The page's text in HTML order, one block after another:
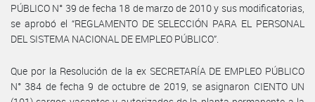
PÚBLICO N° 39 de fecha 18 de marzo de 2010 y sus modificatorias,
se aprobó el “REGLAMENTO DE SELECCIÓN PARA EL PERSONAL
DEL SISTEMA NACIONAL DE EMPLEO PÚBLICO”.
Que por la Resolución de la ex SECRETARÍA DE EMPLEO PÚBLICO
N° 384 de fecha 9 de octubre de 2019, se asignaron CIENTO UN